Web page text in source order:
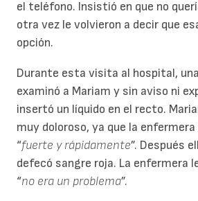
el teléfono. Insistió en que no
otra vez le volvieron a decir que
opción.
Durante esta visita al hospital,
examinó a Mariam y sin aviso ni
insertó un líquido en el recto.
muy doloroso, ya que la
“fuerte y rápidamente”. Después
defecó sangre roja. La enfermera
“no era un problema”.